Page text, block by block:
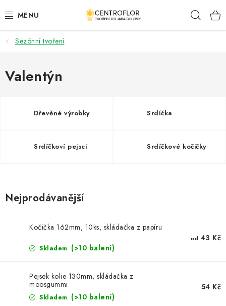
na
SEZÓNNÍ TVOŘENÍ
DŘEVĚNÉ VÝROBKY
VŠE PRO TVOŘENÍ
SVATBA
NOVINKY
TIPY NA TVOŘENÍ
Dopravné Kontaktujte nás
Hodnocení obchodu
Obchodní podmínky
Sezónní tvoření
Valentýn
Dřevěné výrobky Srdíčka
Srdíčkoví pejsci Srdíčkové kočičky
Nejprodávanější
Kočička 162mm, 10ks, skládačka z papíru
Skladem (>10 balení)
od 43 Kč
Pejsek kolie 130mm, skládačka z
moosgummi
Skladem (>10 balení)
54 Kč